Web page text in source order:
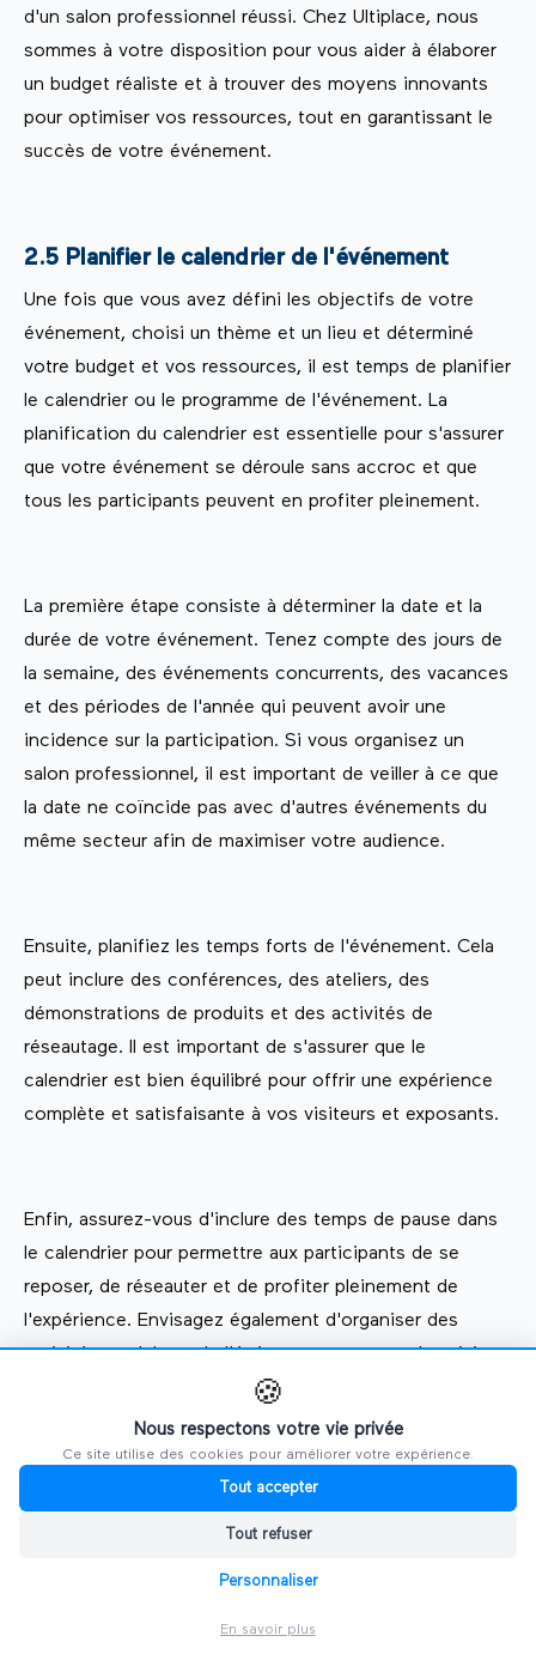
d'un salon professionnel réussi. Chez Ultiplace, nous
sommes à votre disposition pour vous aider à élaborer
un budget réaliste et à trouver des moyens innovants
pour optimiser vos ressources, tout en garantissant le
succès de votre événement.
2.5 Planifier le calendrier de l'événement
Une fois que vous avez défini les objectifs de votre
événement, choisi un thème et un lieu et déterminé
votre budget et vos ressources, il est temps de planifier
le calendrier ou le programme de l'événement. La
planification du calendrier est essentielle pour s'assurer
que votre événement se déroule sans accroc et que
tous les participants peuvent en profiter pleinement.
La première étape consiste à déterminer la date et la
durée de votre événement. Tenez compte des jours de
la semaine, des événements concurrents, des vacances
et des périodes de l'année qui peuvent avoir une
incidence sur la participation. Si vous organisez un
salon professionnel, il est important de veiller à ce que
la date ne coïncide pas avec d'autres événements du
même secteur afin de maximiser votre audience.
Ensuite, planifiez les temps forts de l'événement. Cela
peut inclure des conférences, des ateliers, des
démonstrations de produits et des activités de
réseautage. Il est important de s'assurer que le
calendrier est bien équilibré pour offrir une expérience
complète et satisfaisante à vos visiteurs et exposants.
Enfin, assurez-vous d'inclure des temps de pause dans
le calendrier pour permettre aux participants de se
reposer, de réseauter et de profiter pleinement de
l'expérience. Envisagez également d'organiser des
activités en dehors de l'événement, comme des visites
de la ville ou des événements sociaux pour offrir une
expérience complète à vos visiteurs.
Chez Ultiplace, nous comprenons l'importance de la
fonctionnalité standard, vous popose un module
🍪
Nous respectons votre vie privée
Ce site utilise des cookies pour améliorer votre expérience.
Tout accepter
Tout refuser
Personnaliser
En savoir plus